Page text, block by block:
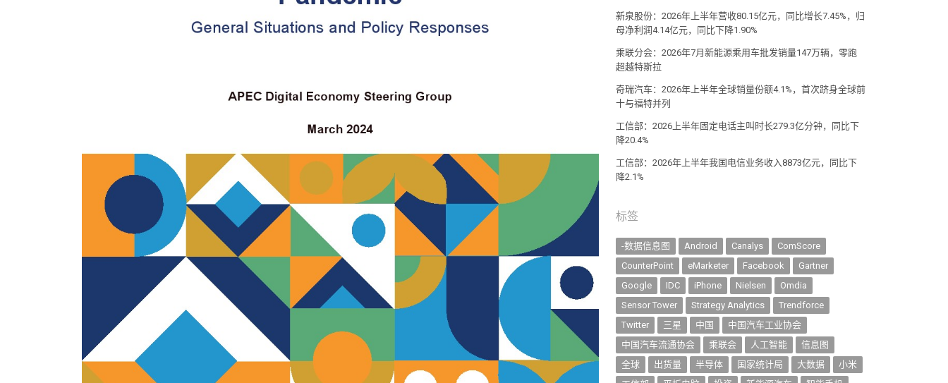
新泉股份：2026年上半年营收80.15亿元，同比增长7.45%，归
母净利润4.14亿元，同比下降1.90%
乘联分会：2026年7月新能源乘用车批发销量147万辆，零跑
超越特斯拉
奇瑞汽车：2026年上半年全球销量份额4.1%，首次跻身全球前
十与福特并列
工信部：2026上半年固定电话主叫时长279.3亿分钟，同比下
降20.4%
工信部：2026年上半年我国电信业务收入8873亿元，同比下
降2.1%
标签
-数据信息图 Android Canalys
ComScore
CounterPoint
eMarketer Facebook
Gartner
Google
IDC iPhone Nielsen
Omdia
Sensor Tower
Strategy Analytics
Trendforce
Twitter
三星 中国
中国汽车工业协会
中国汽车流通协会
乘联会 人工智能
信息图
全球
出货量 半导体 国家统计局 大数据
小米